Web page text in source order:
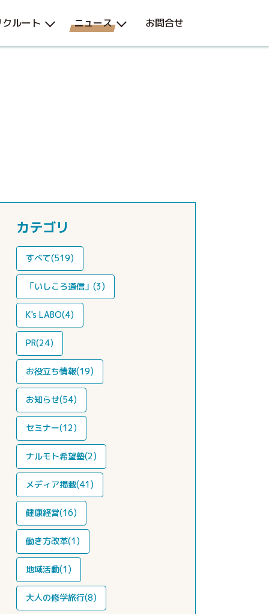
クルート ニュース お問合せ
カテゴリ
すべて(519)
「いしころ通信」(3)
K's LABO(4)
PR(24)
お役立ち情報(19)
お知らせ(54)
セミナー(12)
ナルモト希望塾(2)
メディア掲載(41)
健康経営(16)
働き方改革(1)
地域活動(1)
大人の修学旅行(8)